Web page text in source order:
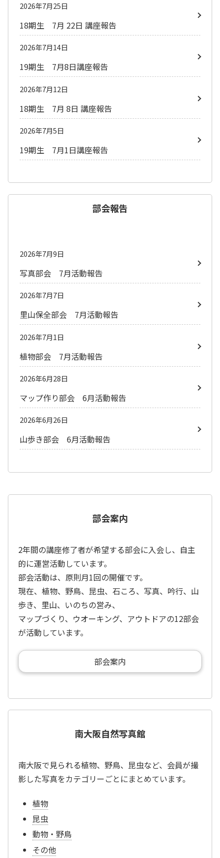
2026年7月25日
18期生 7月 22日 講座報告
2026年7月14日
19期生 7月8日講座報告
2026年7月12日
18期生 7月 8日 講座報告
2026年7月5日
19期生 7月1日講座報告
部会報告
2026年7月9日
写真部会 7月活動報告
2026年7月7日
里山保全部会 7月活動報告
2026年7月1日
植物部会 7月活動報告
2026年6月28日
マップ作り部会 6月活動報告
2026年6月26日
山歩き部会 6月活動報告
部会案内
2年間の講座修了者が希望する部会に入会し、自主
的に運営活動しています。
部会活動は、原則月1回の開催です。
現在、植物、野鳥、昆虫、石ころ、写真、吟行、山
歩き、里山、いのちの営み、
マップづくり、ウオーキング、アウトドアの12部会
が活動しています。
部会案内
南大阪自然写真館
南大阪で見られる植物、野鳥、昆虫など、会員が撮
影した写真をカテゴリーごとにまとめています。
植物
昆虫
動物・野鳥
その他